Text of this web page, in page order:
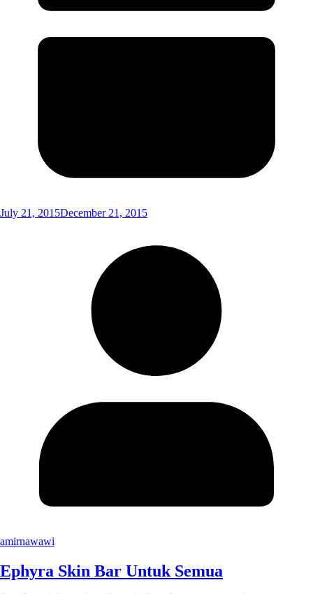
July 21, 2015December 21, 2015
amirnawawi
Ephyra Skin Bar Untuk Semua